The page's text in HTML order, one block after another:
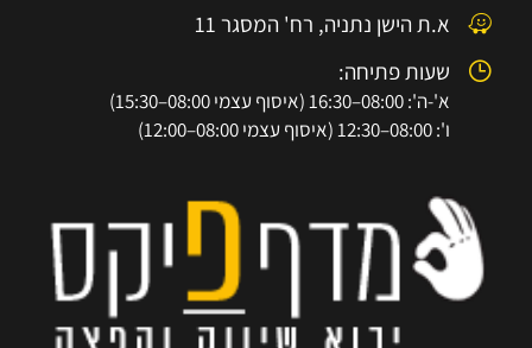
א.ת הישן נתניה, רח' המסגר 11
שעות פתיחה:
א'-ה': 08:00–16:30 (איסוף עצמי 08:00–15:30)
ו': 08:00–12:30 (איסוף עצמי 08:00–12:00)